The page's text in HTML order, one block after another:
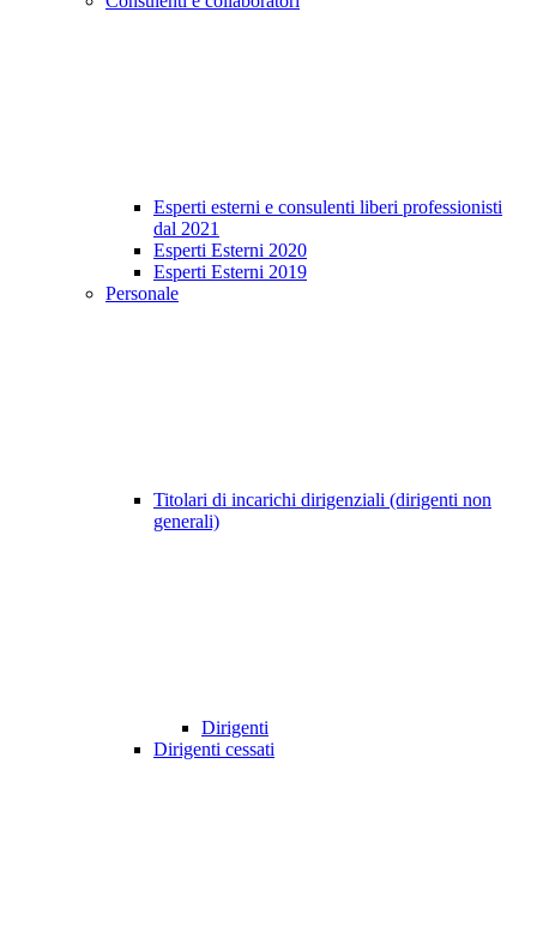
Esperti esterni e consulenti liberi professionisti
dal 2021
Esperti Esterni 2020
Esperti Esterni 2019
Personale
Titolari di incarichi dirigenziali (dirigenti non
generali)
Dirigenti
Dirigenti cessati